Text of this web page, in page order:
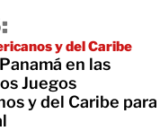
y del Caribe
en las
Juegos
y del Caribe para